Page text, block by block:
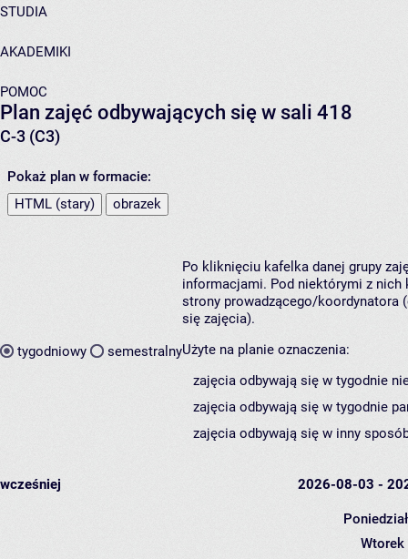
STUDIA
AKADEMIKI
POMOC
Plan zajęć odbywających się w sali 418
C-3 (C3)
Pokaż plan w formacie:
HTML (stary)
obrazek
tygodniowy semestralny
Po kliknięciu kafelka danej grupy
informacjami. Pod niektórymi z nich
strony prowadzącego/koordynatora
się zajęcia).
Użyte na planie oznaczenia:
zajęcia odbywają się w tygodnie
zajęcia odbywają się w tygodnie
zajęcia odbywają się w inny
wcześniej 2026-08-03 -
Wtorek